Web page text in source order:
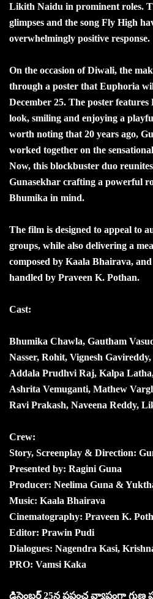
Likith Naidu in prominent roles.
glimpses and the song Fly High
overwhelmingly positive response.
On the occasion of Diwali, the
through a poster that Euphoria
December 25. The poster
look, smiling and enjoying a
worth noting that 20 years ago,
worked together on the
Now, this blockbuster duo
Gunasekhar crafting a powerful
Bhumika in mind.
The film is designed to appeal to
groups, while also delivering a
composed by Kaala Bhairava,
handled by Praveen K. Pothan.
Cast:
Bhumika Chawla, Gautham
Nasser, Rohit, Vignesh
Addala Prudhvi Raj, Kalpa
Ashrita Vemuganti, Mathew
Ravi Prakash, Naveena Reddy,
Crew:
Story, Screenplay & Direction:
Presented by: Ragini Guna
Producer: Neelima Guna &
Music: Kaala Bhairava
Cinematography: Praveen K.
Editor: Prawin Pudi
Dialogues: Nagendra Kasi,
PRO: Vamsi Kaka
డిసెంబర్ 25న ప్రపంచ వ్యాప్తంగా